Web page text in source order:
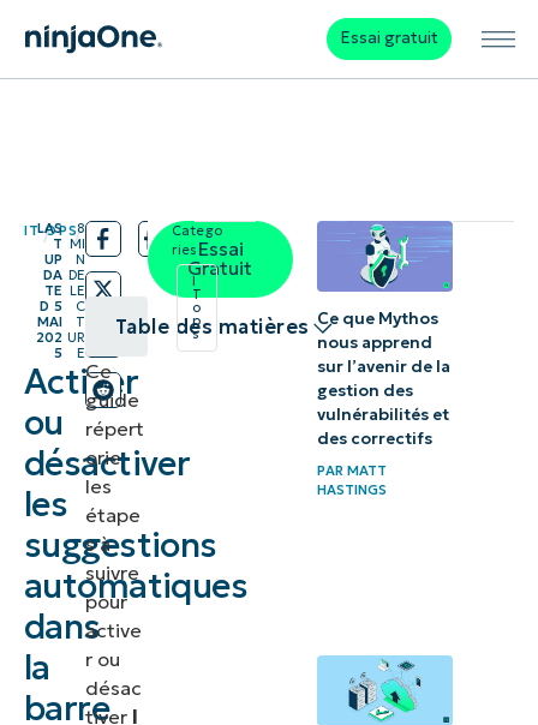
Essai gratuit
IT OPS
/
LAS
T
UP
DA
TE
D5
MAI
202
5
/8
MI
N
DE
LE
C
T
UR
E
Activer
ou
désactiver
les
suggestions
automatiques
dans
la
barre
Table des matières
Comment
activer ou
désactiver les
suggestions
automatiques
dans
Windows 10 ?
Autres
gestion des
Ce
guide
répert
orie
les
étape
s à
suivre
pour
active
r ou
désac
tiver l
Essai
Gratuit
Catego
ries:
I
T
o
p
s
Ce que Mythos
nous apprend
sur l’avenir de la
gestion des
vulnérabilités et
des correctifs
PAR MATT
HASTINGS